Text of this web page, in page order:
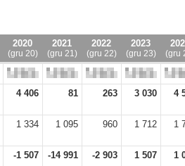
2020
(gru 20)
2021
(gru 21)
2022
(gru 22)
2023
(gru 23) (gru
4 406 81 263 3 030 4
1 334 1 095 960 1 712 1
-1 507 -14 991 -2 903 1 507 1